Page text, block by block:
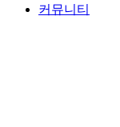
커뮤니티